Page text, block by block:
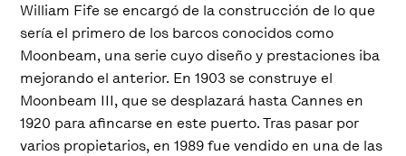
William Fife se encargó de la construcción de lo que
sería el primero de los barcos conocidos como
Moonbeam, una serie cuyo diseño y prestaciones iba
mejorando el anterior. En 1903 se construye el
Moonbeam III, que se desplazará hasta Cannes en
1920 para afincarse en este puerto. Tras pasar por
varios propietarios, en 1989 fue vendido en una de las